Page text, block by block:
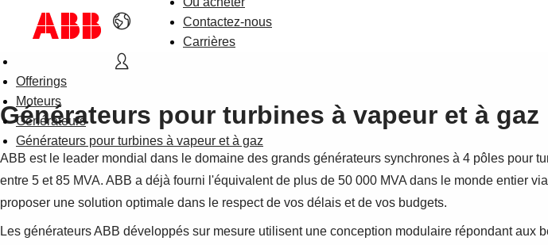
Contactez-nous
Carrières
Offerings
Moteurs
Générateurs
Générateurs pour turbines à vapeur et à gaz
Générateurs pour turbines à vapeur et à gaz
ABB est le leader mondial dans le domaine des grands générateurs synchrones à 4 pôles pour
entre 5 et 85 MVA. ABB a déjà fourni l'équivalent de plus de 50 000 MVA dans le monde entier
proposer une solution optimale dans le respect de vos délais et de vos budgets.
Les générateurs ABB développés sur mesure utilisent une conception modulaire répondant